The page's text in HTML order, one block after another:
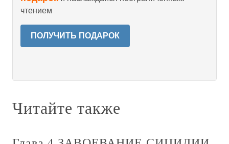
чтением
ПОЛУЧИТЬ ПОДАРОК
Читайте также